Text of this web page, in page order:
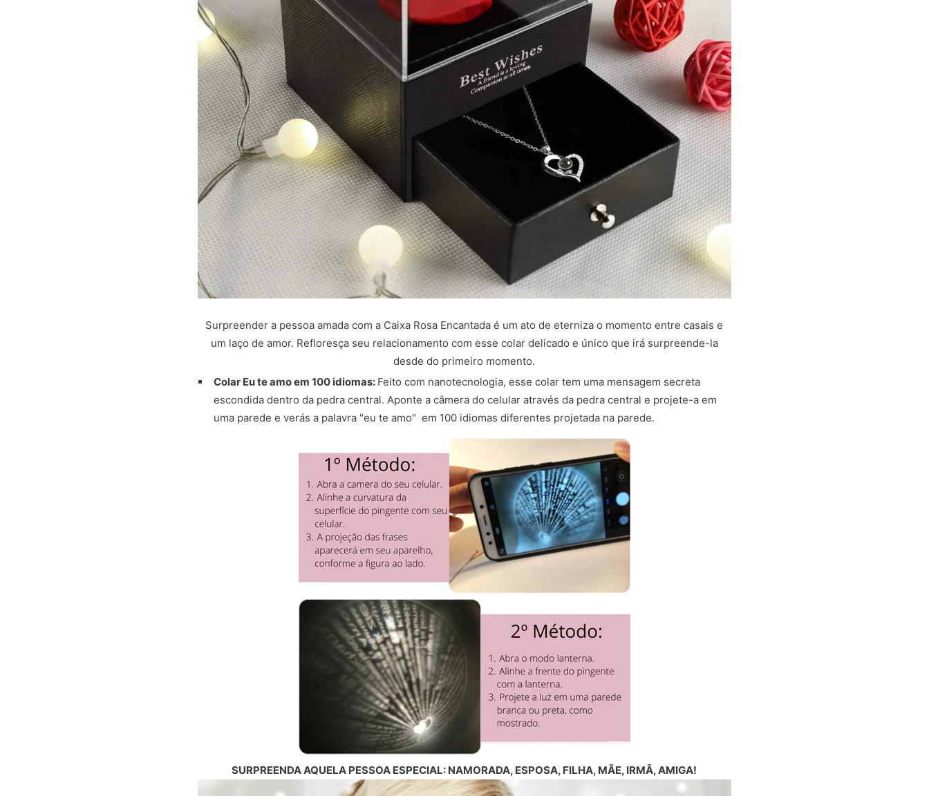
Surpreender a pessoa amada com a Caixa Rosa Encantada é um ato de eterniza o momento entre casais e
um laço de amor. Refloresça seu relacionamento com esse colar delicado e único que irá surpreende-la
desde do primeiro momento.
Colar Eu te amo em 100 idiomas: Feito com nanotecnologia, esse colar tem uma mensagem secreta
escondida dentro da pedra central. Aponte a câmera do celular através da pedra central e projete-a em
uma parede e verás a palavra "eu te amo" em 100 idiomas diferentes projetada na parede.
SURPREENDA AQUELA PESSOA ESPECIAL: NAMORADA, ESPOSA, FILHA, MÃE, IRMÃ, AMIGA!